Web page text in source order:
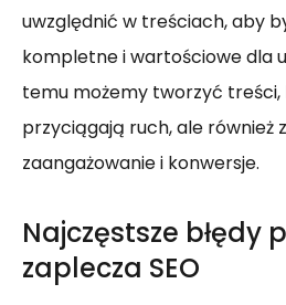
uwzględnić w treściach, aby
kompletne i wartościowe dla
temu możemy tworzyć
przyciągają ruch, ale również
zaangażowanie i konwersje.
Najczęstsze błędy
zaplecza SEO